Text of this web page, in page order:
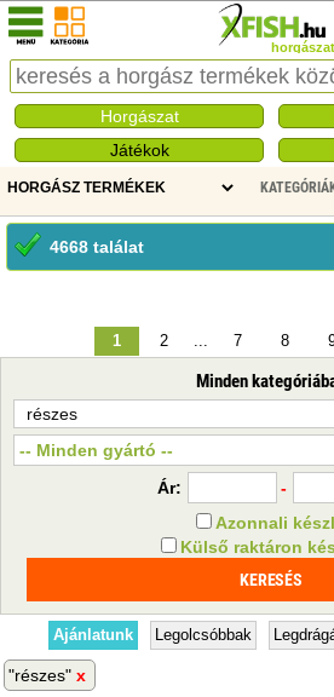
horgászat
Horgászat
Játékok
4668 találat
1 2 ... 7 8
Minden
Ár:
-
Azonnali
Külső raktáron
Ajánlatunk Legolcsóbbak
"részes"